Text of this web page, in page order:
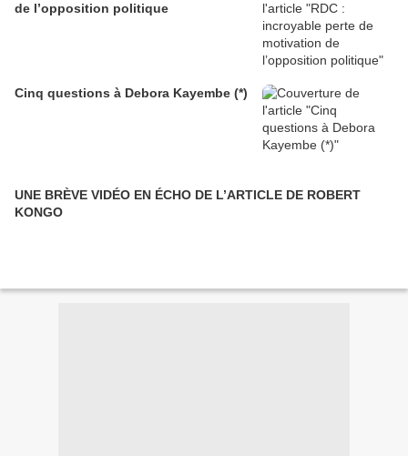
de l’opposition politique
Cinq questions à Debora Kayembe (*)
UNE BRÈVE VIDÉO EN ÉCHO DE L’ARTICLE DE ROBERT
KONGO